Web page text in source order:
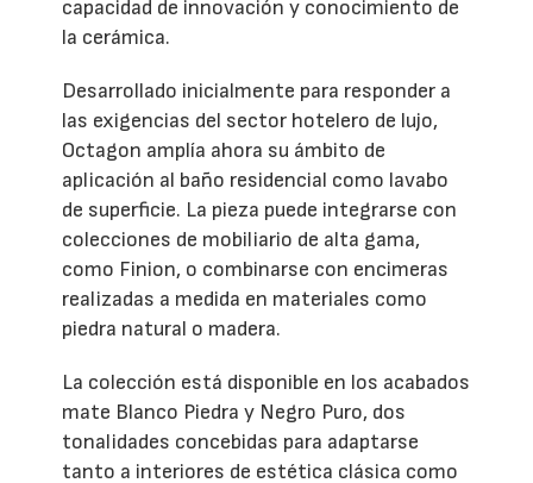
capacidad de innovación y conocimiento de
la cerámica.
Desarrollado inicialmente para responder a
las exigencias del sector hotelero de lujo,
Octagon amplía ahora su ámbito de
aplicación al baño residencial como lavabo
de superficie. La pieza puede integrarse con
colecciones de mobiliario de alta gama,
como Finion, o combinarse con encimeras
realizadas a medida en materiales como
piedra natural o madera.
La colección está disponible en los acabados
mate Blanco Piedra y Negro Puro, dos
tonalidades concebidas para adaptarse
tanto a interiores de estética clásica como